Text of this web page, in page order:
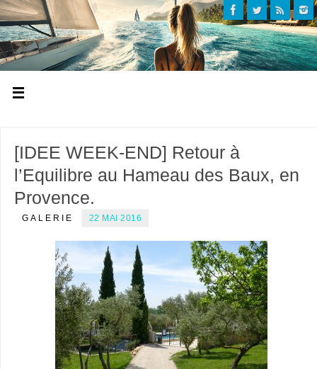
[IDEE WEEK-END] Retour à
l’Equilibre au Hameau des Baux, en
Provence.
GALERIE 22 MAI 2016